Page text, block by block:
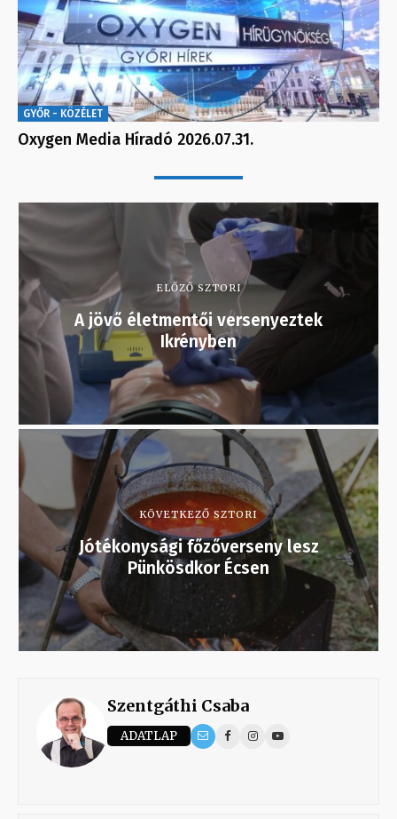
GYŐR - KÖZÉLET
Oxygen Media Híradó 2026.07.31.
ELŐZŐ SZTORI
A jövő életmentői versenyeztek
Ikrényben
KÖVETKEZŐ SZTORI
Jótékonysági főzőverseny lesz
Pünkösdkor Écsen
Szentgáthi Csaba
ADATLAP